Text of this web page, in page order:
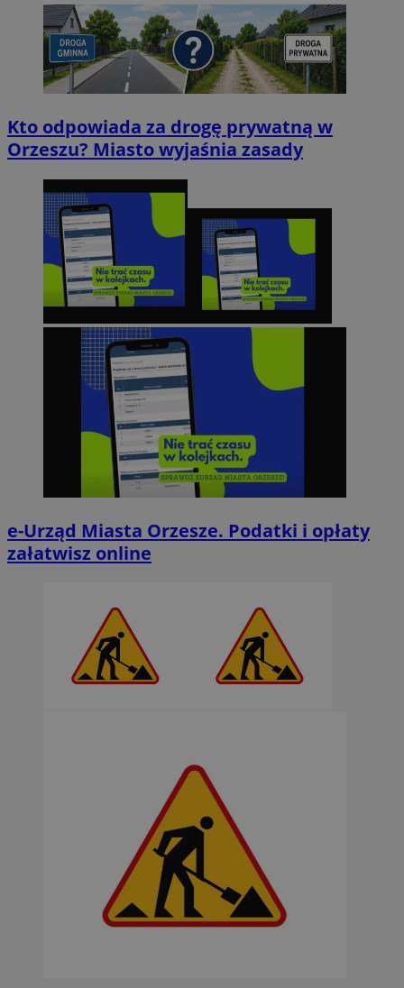
Kto odpowiada za drogę prywatną w
Orzeszu? Miasto wyjaśnia zasady
e-Urząd Miasta Orzesze. Podatki i opłaty
załatwisz online